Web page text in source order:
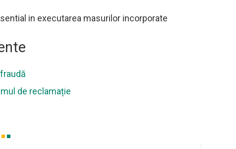
pagina urmatoare
INFORMATII
vizitati pagina urmatoare
in executarea masurilor incorporate
de reclamație